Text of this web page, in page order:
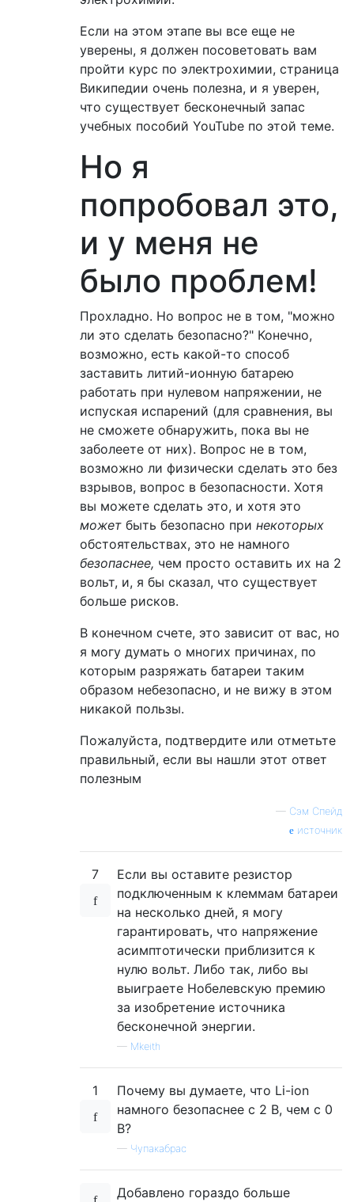
Если на этом этапе вы все еще не
уверены, я должен посоветовать вам
пройти курс по электрохимии, страница
Википедии очень полезна, и я уверен,
что существует бесконечный запас
учебных пособий YouTube по этой теме.
Но я
попробовал это,
и у меня не
было проблем!
Прохладно. Но вопрос не в том, "можно
ли это сделать безопасно?" Конечно,
возможно, есть какой-то способ
заставить литий-ионную батарею
работать при нулевом напряжении, не
испуская испарений (для сравнения, вы
не сможете обнаружить, пока вы не
заболеете от них). Вопрос не в том,
возможно ли физически сделать это без
взрывов, вопрос в безопасности. Хотя
вы можете сделать это, и хотя это
может быть безопасно при некоторых
обстоятельствах, это не намного
безопаснее, чем просто оставить их на 2
вольт, и, я бы сказал, что существует
больше рисков.
В конечном счете, это зависит от вас, но
я могу думать о многих причинах, по
которым разряжать батареи таким
образом небезопасно, и не вижу в этом
никакой пользы.
Пожалуйста, подтвердите или отметьте
правильный, если вы нашли этот ответ
полезным
— Сэм Спейд
источник
7
Если вы оставите резистор
подключенным к клеммам батареи
на несколько дней, я могу
гарантировать, что напряжение
асимптотически приблизится к
нулю вольт. Либо так, либо вы
выиграете Нобелевскую премию
за изобретение источника
бесконечной энергии.
— Mkeith
1
Почему вы думаете, что Li-ion
намного безопаснее с 2 В, чем с 0
В?
— Чупакабрас
Добавлено гораздо больше